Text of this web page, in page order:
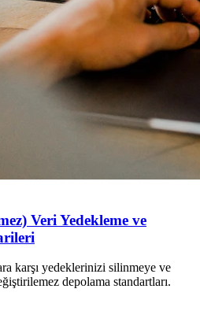
Veri Yedekleme ve
karşı yedeklerinizi silinmeye ve
depolama standartları.